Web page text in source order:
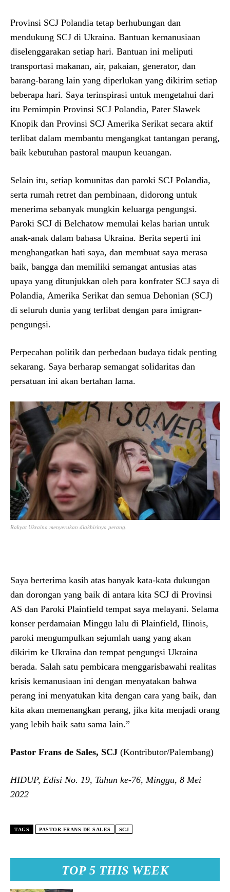
TOP 5 THIS WEEK
Provinsi SCJ Polandia tetap berhubungan dan
mendukung SCJ di Ukraina. Bantuan kemanusiaan
diselenggarakan setiap hari. Bantuan ini meliputi
transportasi makanan, air, pakaian, generator, dan
barang-barang lain yang diperlukan yang dikirim setiap
beberapa hari. Saya terinspirasi untuk mengetahui dari
itu Pemimpin Provinsi SCJ Polandia, Pater Slawek
Knopik dan Provinsi SCJ Amerika Serikat secara aktif
terlibat dalam membantu mengangkat tantangan perang,
baik kebutuhan pastoral maupun keuangan.
Selain itu, setiap komunitas dan paroki SCJ Polandia,
serta rumah retret dan pembinaan, didorong untuk
menerima sebanyak mungkin keluarga pengungsi.
Paroki SCJ di Belchatow memulai kelas harian untuk
anak-anak dalam bahasa Ukraina. Berita seperti ini
menghangatkan hati saya, dan membuat saya merasa
baik, bangga dan memiliki semangat antusias atas
upaya yang ditunjukkan oleh para konfrater SCJ saya di
Polandia, Amerika Serikat dan semua Dehonian (SCJ)
di seluruh dunia yang terlibat dengan para imigran-
pengungsi.
Perpecahan politik dan perbedaan budaya tidak penting
sekarang. Saya berharap semangat solidaritas dan
persatuan ini akan bertahan lama.
Rakyat Ukraina menyerukan diakhirinya perang.
Saya berterima kasih atas banyak kata-kata dukungan
dan dorongan yang baik di antara kita SCJ di Provinsi
AS dan Paroki Plainfield tempat saya melayani. Selama
konser perdamaian Minggu lalu di Plainfield, Ilinois,
paroki mengumpulkan sejumlah uang yang akan
dikirim ke Ukraina dan tempat pengungsi Ukraina
berada. Salah satu pembicara menggarisbawahi realitas
krisis kemanusiaan ini dengan menyatakan bahwa
perang ini menyatukan kita dengan cara yang baik, dan
kita akan memenangkan perang, jika kita menjadi orang
yang lebih baik satu sama lain.”
Pastor Frans de Sales, SCJ (Kontributor/Palembang)
HIDUP, Edisi No. 19, Tahun ke-76, Minggu, 8 Mei
2022
TAGS PASTOR FRANS DE SALES SCJ